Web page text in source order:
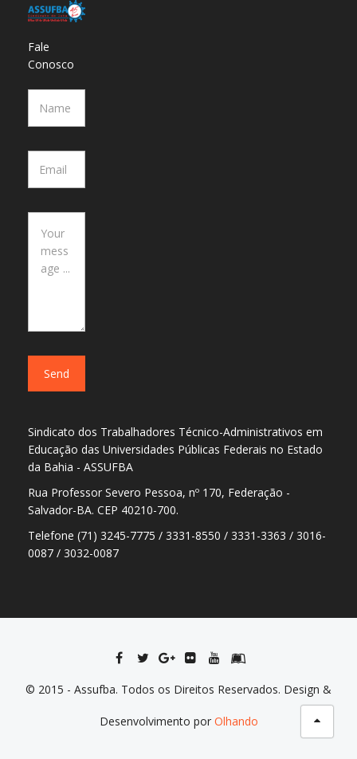
Fale
Conosco
Sindicato dos Trabalhadores Técnico-Administrativos em
Educação das Universidades Públicas Federais no Estado
da Bahia - ASSUFBA
Rua Professor Severo Pessoa, nº 170, Federação -
Salvador-BA. CEP 40210-700.
Telefone (71) 3245-7775 / 3331-8550 / 3331-3363 / 3016-
0087 / 3032-0087
© 2015 - Assufba. Todos os Direitos Reservados. Design &
Desenvolvimento por Olhando